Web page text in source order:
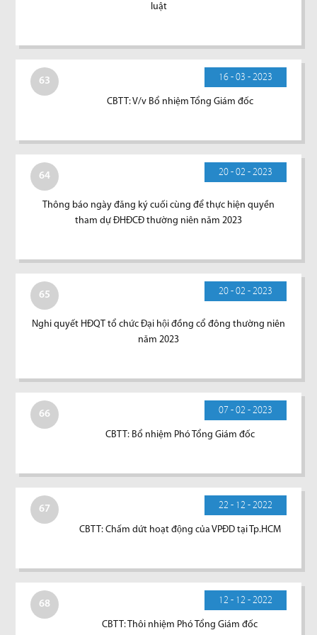
luật
63 16 - 03 - 2023
CBTT: V/v Bổ nhiệm Tổng Giám đốc
64 20 - 02 - 2023
Thông báo ngày đăng ký cuối cùng để thực hiện quyền
tham dự ĐHĐCĐ thường niên năm 2023
65 20 - 02 - 2023
Nghi quyết HĐQT tổ chức Đại hội đồng cổ đông thường niên
năm 2023
66 07 - 02 - 2023
CBTT: Bổ nhiệm Phó Tổng Giám đốc
67 22 - 12 - 2022
CBTT: Chấm dứt hoạt động của VPĐD tại Tp.HCM
68 12 - 12 - 2022
CBTT: Thôi nhiệm Phó Tổng Giám đốc